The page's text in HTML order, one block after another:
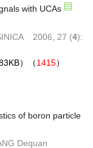
with UCAs
2006, 27 (4):
）（1415）
of boron particle
Dequan